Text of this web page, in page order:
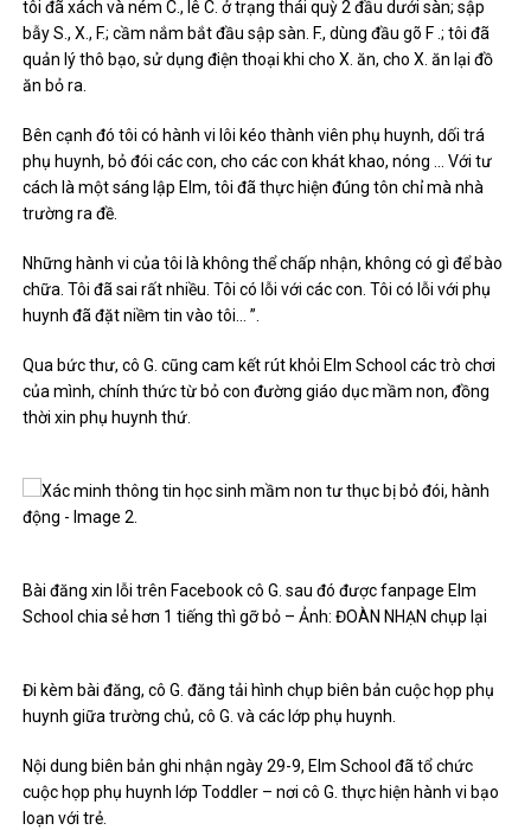
tôi đã xách và ném C., lê C. ở trạng thái quỳ 2 đầu dưới sàn; sập
bẫy S., X., F.; cầm nắm bắt đầu sập sàn. F., dùng đầu gõ F .; tôi đã
quản lý thô bạo, sử dụng điện thoại khi cho X. ăn, cho X. ăn lại đồ
ăn bỏ ra.
Bên cạnh đó tôi có hành vi lôi kéo thành viên phụ huynh, dối trá
phụ huynh, bỏ đói các con, cho các con khát khao, nóng … Với tư
cách là một sáng lập Elm, tôi đã thực hiện đúng tôn chỉ mà nhà
trường ra đề.
Những hành vi của tôi là không thể chấp nhận, không có gì để bào
chữa. Tôi đã sai rất nhiều. Tôi có lỗi với các con. Tôi có lỗi với phụ
huynh đã đặt niềm tin vào tôi… ”.
Qua bức thư, cô G. cũng cam kết rút khỏi Elm School các trò chơi
của mình, chính thức từ bỏ con đường giáo dục mầm non, đồng
thời xin phụ huynh thứ.
Bài đăng xin lỗi trên Facebook cô G. sau đó được fanpage Elm
School chia sẻ hơn 1 tiếng thì gỡ bỏ – Ảnh: ĐOÀN NHẠN chụp lại
Đi kèm bài đăng, cô G. đăng tải hình chụp biên bản cuộc họp phụ
huynh giữa trường chủ, cô G. và các lớp phụ huynh.
Nội dung biên bản ghi nhận ngày 29-9, Elm School đã tổ chức
cuộc họp phụ huynh lớp Toddler – nơi cô G. thực hiện hành vi bạo
loạn với trẻ.